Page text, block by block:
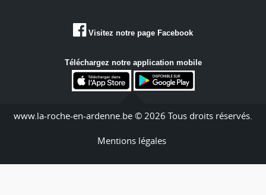
Visitez notre page Facebook
Téléchargez notre application mobile
www.la-roche-en-ardenne.be © 2026 Tous droits réservés.
Mentions légales